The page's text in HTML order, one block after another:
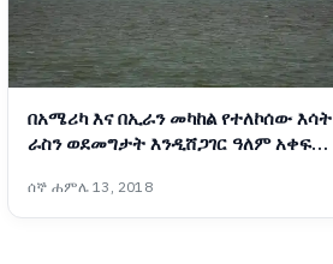
በአሜሪካ እና በኢራን መካከል የተለኮሰው እሳት
ራስን ወደመግታት እንዲሸጋገር ዓለም አቀፍ
ሰኞ ሐምሌ 13, 2018